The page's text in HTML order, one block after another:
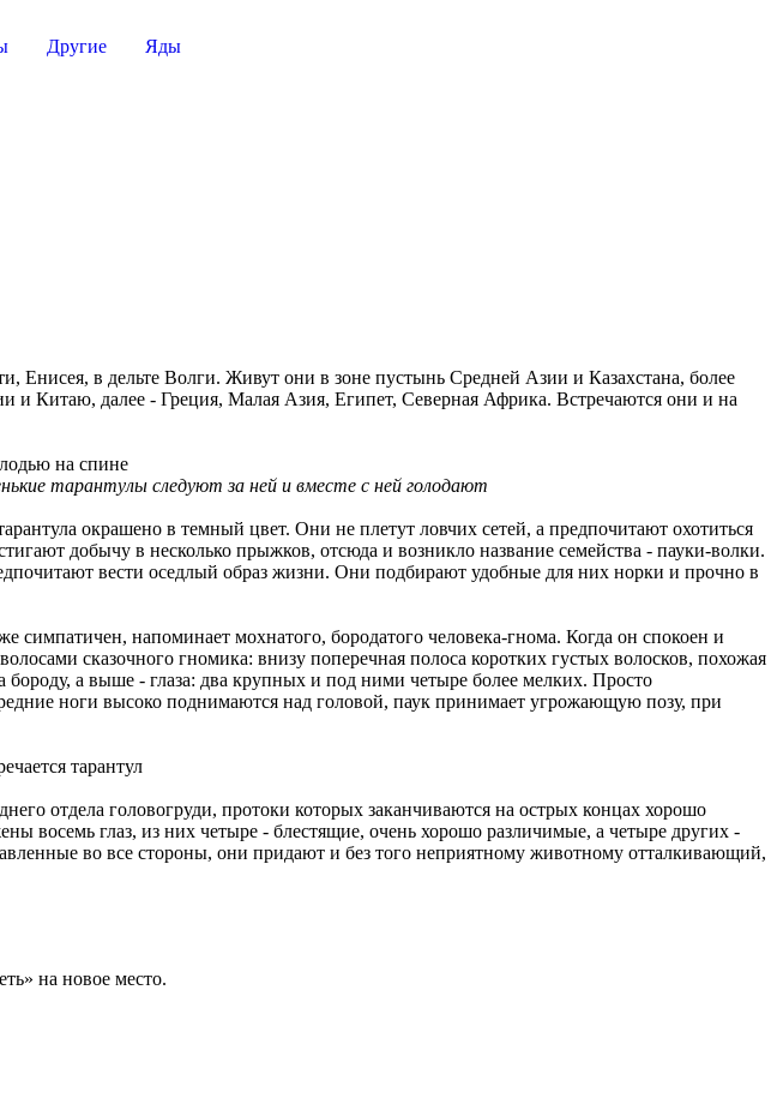
Другие Яды
в дельте Волги. Живут они в зоне пустынь Средней Азии и Казахстана, более
Китаю, далее - Греция, Малая Азия, Египет, Северная Африка. Встречаются они и на
тарантулы следуют за ней и вместе с ней голодают
окрашено в темный цвет. Они не плетут ловчих сетей, а предпочитают охотиться
добычу в несколько прыжков, отсюда и возникло название семейства - пауки-волки.
вести оседлый образ жизни. Они подбирают удобные для них норки и прочно в
напоминает мохнатого, бородатого человека-гнома. Когда он спокоен и
сказочного гномика: внизу поперечная полоса коротких густых волосков, похожая
а выше - глаза: два крупных и под ними четыре более мелких. Просто
ноги высоко поднимаются над головой, паук принимает угрожающую позу, при
отдела головогруди, протоки которых заканчиваются на острых концах хорошо
восемь глаз, из них четыре - блестящие, очень хорошо различимые, а четыре других -
во все стороны, они придают и без того неприятному животному отталкивающий,
на новое место.